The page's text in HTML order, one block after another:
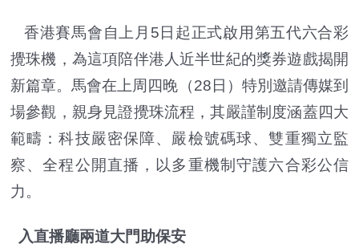
香港賽馬會自上月5日起正式啟用第五代六合彩
攪珠機，為這項陪伴港人近半世紀的獎券遊戲揭開
新篇章。馬會在上周四晚（28日）特別邀請傳媒到
場參觀，親身見證攪珠流程，其嚴謹制度涵蓋四大
範疇：科技嚴密保障、嚴檢號碼球、雙重獨立監
察、全程公開直播，以多重機制守護六合彩公信
力。
入直播廳兩道大門助保安